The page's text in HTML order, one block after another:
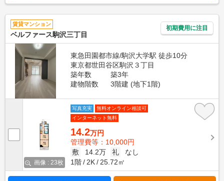
賃貸マンション
ベルファース駒沢三丁目
初期費用に注目
東急田園都市線/駒沢大学駅 徒歩10分
東京都世田谷区駒沢３丁目
築年数
築3年
建物階数
3階建 (地下1階)
画像 : 23枚
写真充実
無料オンライン相談可
インターネット無料
14.2万円
管理費等：10,000円
敷
14.2万 礼
なし
1階
2K 25.72㎡